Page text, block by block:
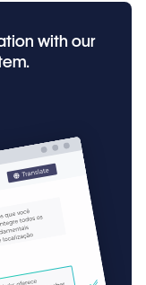
with our